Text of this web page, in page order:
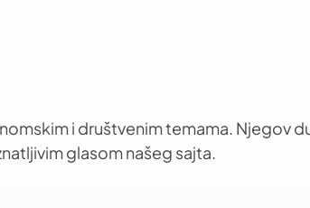
i društvenim temama. Njegov
glasom našeg sajta.